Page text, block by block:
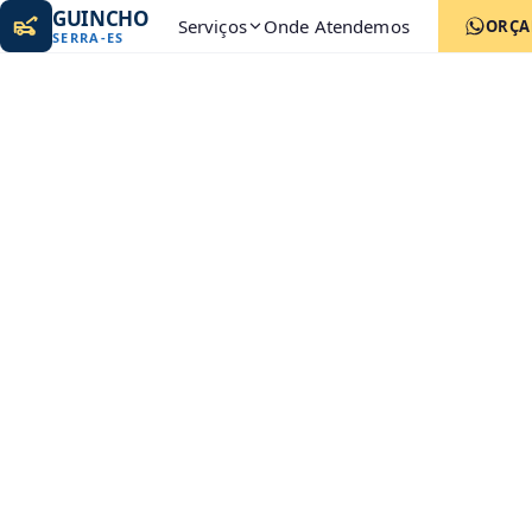
GUINCHO
SERRA-ES Serviços Onde Atendemos